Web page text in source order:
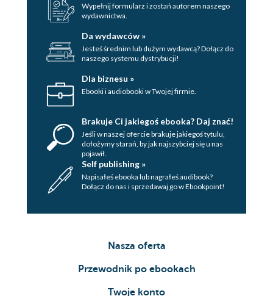
Wypełnij formularz i zostań autorem naszego
wydawnictwa.
Da wydawców »
Jesteś średnim lub dużym wydawcą? Dołącz do
naszego systemu dystrybucji!
Dla biznesu »
Ebooki i audiobooki w Twojej firmie.
Brakuje Ci jakiegoś ebooka? Daj znać!
Jeśli w naszej ofercie brakuje jakiegoś tytulu,
dołożymy starań, by jak najszybciej się u nas
pojawił.
Self publishing »
Napisałeś ebooka lub nagrałeś audibook?
Dołącz do nas i sprzedawaj go w Ebookpoint!
Nasza oferta
Przewodnik po ebookach
Twoje konto